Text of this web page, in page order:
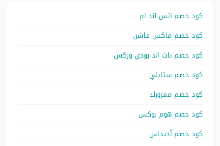
كود خصم اتش اند ام
كود خصم ماكس فاشن
كود خصم باث اند بودي وركس
كود خصم ستايلي
كود خصم ممزورلد
كود خصم هوم بوكس
كود خصم أديداس